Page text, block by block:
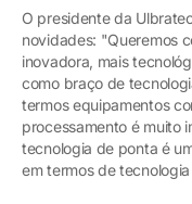
O presidente da
novidades: "Queremos
inovadora, mais
como braço de
termos equipamentos
processamento é muito
tecnologia de ponta é
em termos de